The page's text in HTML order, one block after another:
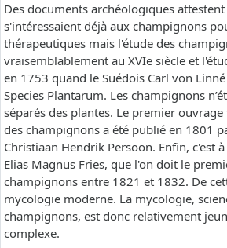
Des documents archéologiques
s'intéressaient déjà aux champignons
thérapeutiques mais l'étude des
vraisemblablement au XVIe siècle et
en 1753 quand le Suédois Carl von
Species Plantarum. Les champignons
séparés des plantes. Le premier
des champignons a été publié en 1801
Christiaan Hendrik Persoon. Enfin, c'est
Elias Magnus Fries, que l'on doit le
champignons entre 1821 et 1832. De
mycologie moderne. La mycologie,
champignons, est donc relativement
complexe.